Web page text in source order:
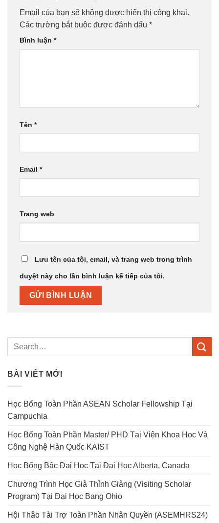
Email của bạn sẽ không được hiển thị công khai.
Các trường bắt buộc được đánh dấu *
Bình luận *
Tên *
Email *
Trang web
Lưu tên của tôi, email, và trang web trong trình
duyệt này cho lần bình luận kế tiếp của tôi.
BÀI VIẾT MỚI
Học Bổng Toàn Phần ASEAN Scholar Fellowship Tại
Campuchia
Học Bổng Toàn Phần Master/ PHD Tại Viện Khoa Học Và
Công Nghệ Hàn Quốc KAIST
Học Bổng Bậc Đại Học Tại Đại Học Alberta, Canada
Chương Trình Học Giả Thỉnh Giảng (Visiting Scholar
Program) Tại Đại Học Bang Ohio
Hội Thảo Tài Trợ Toàn Phần Nhân Quyền (ASEMHRS24)